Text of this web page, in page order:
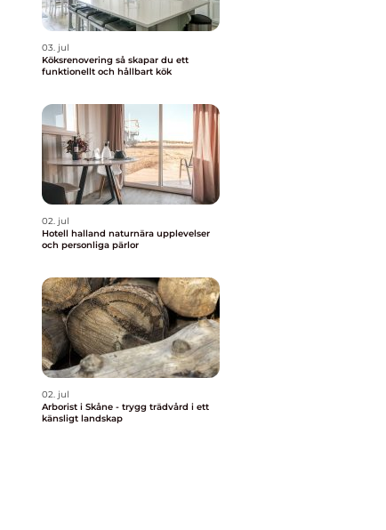
03. jul
Köksrenovering så skapar du ett
funktionellt och hållbart kök
02. jul
Hotell halland naturnära upplevelser
och personliga pärlor
02. jul
Arborist i Skåne - trygg trädvård i ett
känsligt landskap